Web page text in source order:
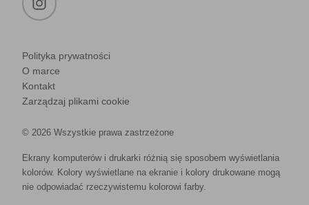
Polityka prywatności
O marce
Kontakt
Zarządzaj plikami cookie
© 2026 Wszystkie prawa zastrzeżone
Ekrany komputerów i drukarki różnią się sposobem wyświetlania
kolorów. Kolory wyświetlane na ekranie i kolory drukowane mogą
nie odpowiadać rzeczywistemu kolorowi farby.